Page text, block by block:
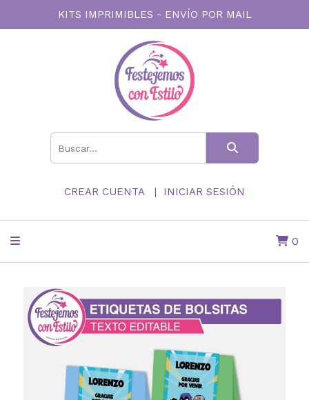
KITS IMPRIMIBLES - ENVÍO POR MAIL
CREAR CUENTA INICIAR SESIÓN
0